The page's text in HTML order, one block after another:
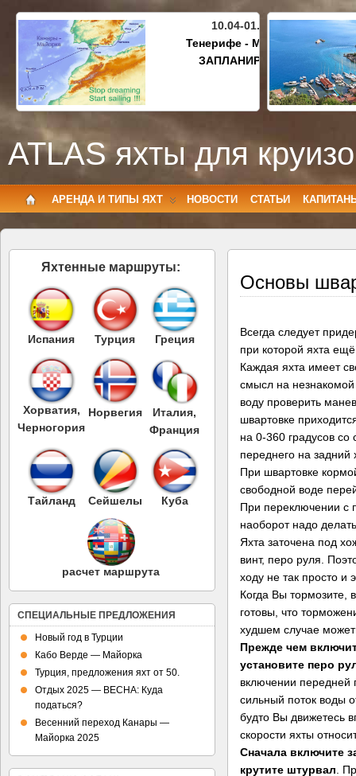
10.04-01.05.2027
Тенерифе - Майорка
ЗАПЛАНИРОВАНО
ATLAS яхты для
АРЕНДА И ТИПЫ ЯХТ НОВОСТИ СТАТЬИ
Основы
Всегда следует
при которой яхта
Каждая яхта имеет
смысл на незнакомой
воду проверить
швартовке
на 0-360 градусов
переднего на задний
При швартовке
свободной воде
При переключении с
наоборот надо
Яхта заточена под
винт, перо руля.
ходу не так просто и
Когда Вы тормозите,
готовы, что
худшем случае может
Прежде чем
установите перо
включении передней
сильный поток воды
будто Вы движетесь
скорости яхты
Сначала включите
крутите штурвал .
Яхтенные маршруты:
Испания Турция Греция
Хорватия,
Черногория
Норвегия
Италия,
Франция
Тайланд Сейшелы Куба
расчет маршрута
СПЕЦИАЛЬНЫЕ ПРЕДЛОЖЕНИЯ
Новый год в Турции
Кабо Верде — Майорка
Турция, предложения яхт от 50.
Отдых 2025 — ВЕСНА: Куда
податься?
Весенний переход Канары —
Майорка 2025